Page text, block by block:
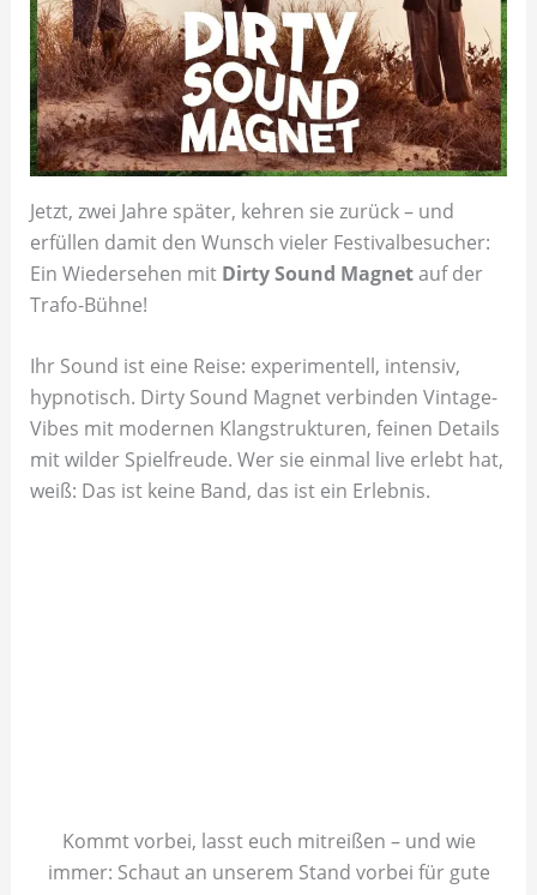
Jetzt, zwei Jahre später, kehren sie zurück – und
erfüllen damit den Wunsch vieler Festivalbesucher:
Ein Wiedersehen mit Dirty Sound Magnetauf der
Trafo-Bühne!
Ihr Sound ist eine Reise: experimentell, intensiv,
hypnotisch. Dirty Sound Magnet verbinden Vintage-
Vibes mit modernen Klangstrukturen, feinen Details
mit wilder Spielfreude. Wer sie einmal live erlebt hat,
weiß: Das ist keine Band, das ist ein Erlebnis.
Kommt vorbei, lasst euch mitreißen – und wie
immer: Schaut an unserem Stand vorbei für gute